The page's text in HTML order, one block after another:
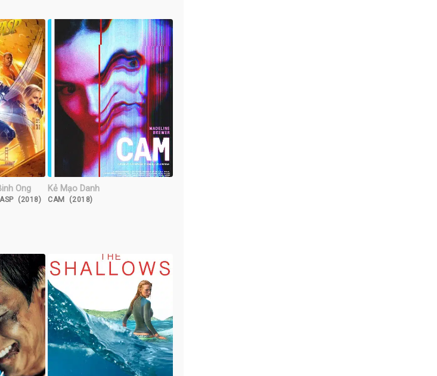
Ong
(2018)
Kẻ Mạo Danh
CAM (2018)